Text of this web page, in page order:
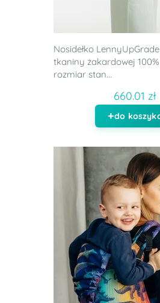
Nosidełko
tkaniny żakardowej 100%
rozmiar stan...
660.01 zł
do